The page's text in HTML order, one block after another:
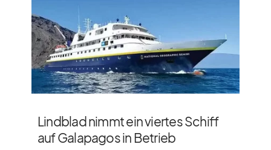
Lindblad nimmt ein viertes Schiff
auf Galapagos in Betrieb